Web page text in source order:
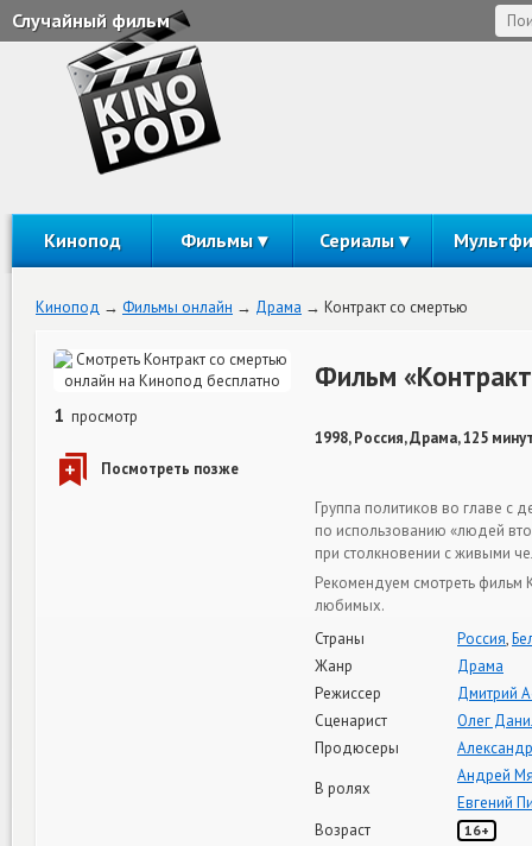
Случайный фильм
Кинопод Фильмы Сериалы
Кинопод Фильмы онлайн Драма Контракт со смертью
1 просмотр
Фильм
1998, Россия, Драма, 125
Группа политиков во главе с
по использованию «людей
при столкновении с живыми
Рекомендуем смотреть фильм
любимых.
Страны
Россия,
Жанр
Драма
Режиссер
Дмитрий
Сценарист
Олег
Продюсеры
В ролях
Андрей
Евгений
Возраст
16+